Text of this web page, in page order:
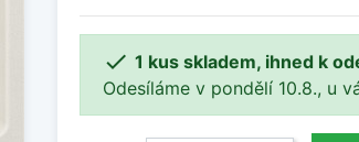
 1 kus skladem, ihned k
Odesíláme v pondělí 10.8., u